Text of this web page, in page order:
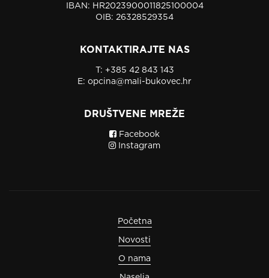
IBAN: HR2023900011825100004
OIB: 26328529354
KONTAKTIRAJTE NAS
T: +385 42 843 143
E: opcina@mali-bukovec.hr
DRUŠTVENE MREŽE
Facebook
Instagram
Početna
Novosti
O nama